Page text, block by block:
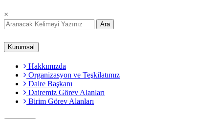
×
Ara
Kurumsal
Hakkımızda
Organizasyon ve Teşkilatımız
Daire Başkanı
Dairemiz Görev Alanları
Birim Görev Alanları